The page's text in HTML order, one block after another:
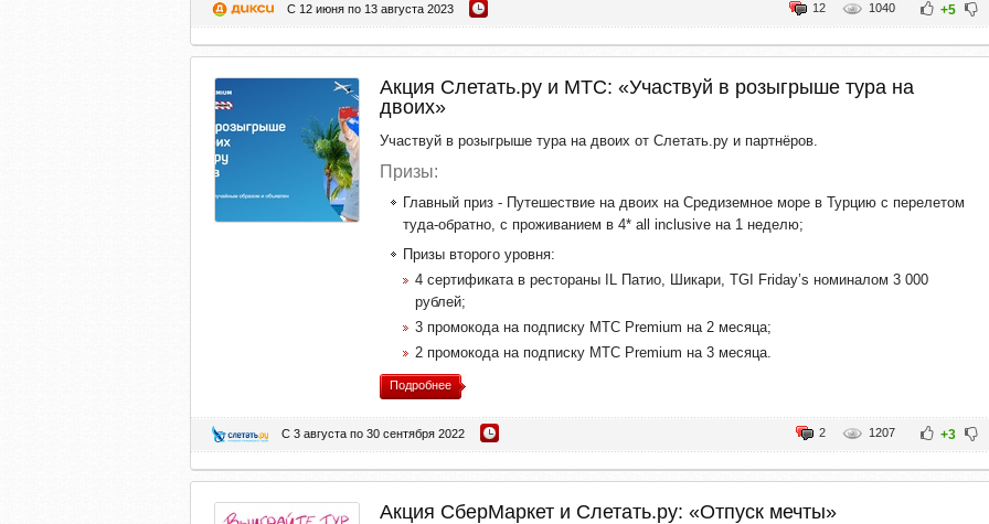
С 12 июня по 13 августа 2023 +5
1040
12
Акция Слетать.ру и МТС: «Участвуй в розыгрыше тура на
двоих»
Участвуй в розыгрыше тура на двоих от Слетать.ру и партнёров.
Призы:
Главный приз - Путешествие на двоих на Средиземное море в Турцию с перелетом
туда-обратно, с проживанием в 4* all inclusive на 1 неделю;
Призы второго уровня:
4 сертификата в рестораны IL Патио, Шикари, TGI Friday’s номиналом 3 000
рублей;
3 промокода на подписку МТС Premium на 2 месяца;
2 промокода на подписку МТС Premium на 3 месяца.
Подробнее
С 3 августа по 30 сентября 2022 +3
1207
2
Акция СберМаркет и Слетать.ру: «Отпуск мечты»